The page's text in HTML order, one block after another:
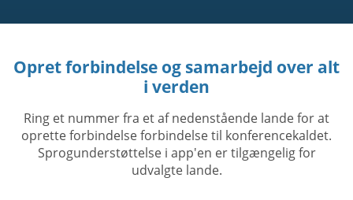
Opret forbindelse og samarbejd over alt
i verden
Ring et nummer fra et af nedenstående lande for at
oprette forbindelse forbindelse til konferencekaldet.
Sprogunderstøttelse i app'en er tilgængelig for
udvalgte lande.